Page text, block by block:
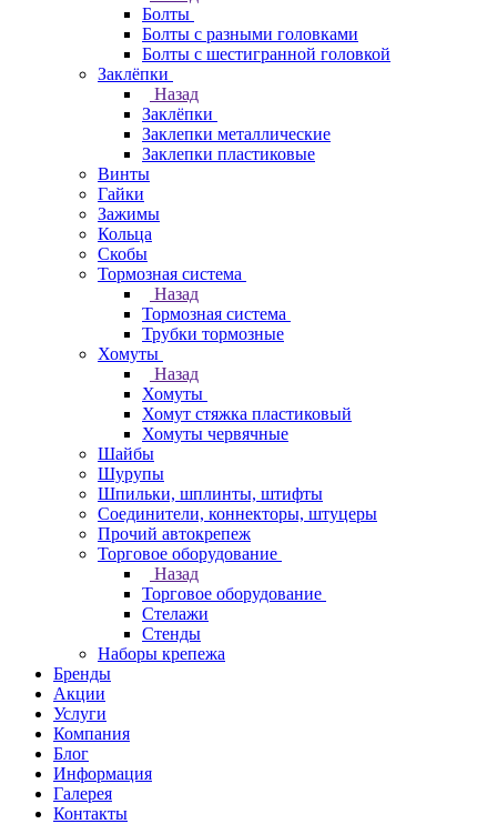
Болты
Болты с разными головками
Болты с шестигранной головкой
Заклёпки
Назад
Заклёпки
Заклепки металлические
Заклепки пластиковые
Винты
Гайки
Зажимы
Кольца
Скобы
Тормозная система
Назад
Тормозная система
Трубки тормозные
Хомуты
Назад
Хомуты
Хомут стяжка пластиковый
Хомуты червячные
Шайбы
Шурупы
Шпильки, шплинты, штифты
Соединители, коннекторы, штуцеры
Прочий автокрепеж
Торговое оборудование
Назад
Торговое оборудование
Стелажи
Стенды
Наборы крепежа
Бренды
Акции
Услуги
Компания
Блог
Информация
Галерея
Контакты